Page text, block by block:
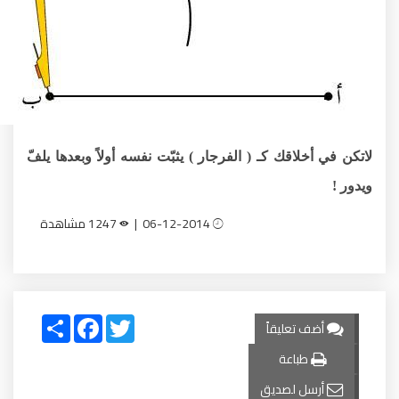
لاتكن في أخلاقك كـ ( الفرجار ) يثبّت نفسه أولاً وبعدها يلفّ
ويدور !
أضف تعليقاً
طباعة
أرسل لصديق
Share
FacebookTwitter